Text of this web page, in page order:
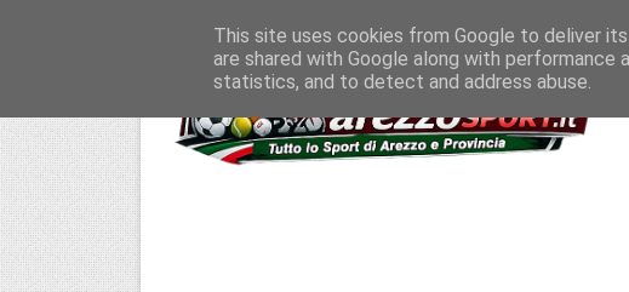
This site uses cookies from Google to deliver
are shared with Google along with
statistics, and to detect and address abuse.